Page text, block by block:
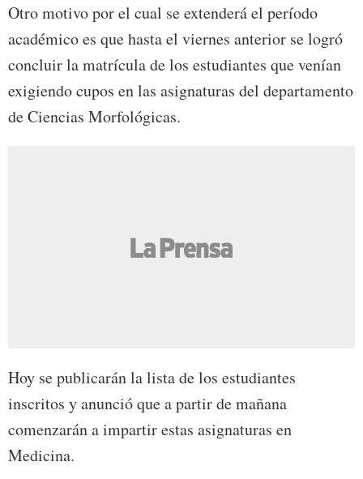
Otro motivo por el cual se extenderá el período
académico es que hasta el viernes anterior se logró
concluir la matrícula de los estudiantes que venían
exigiendo cupos en las asignaturas del departamento
de Ciencias Morfológicas.
Hoy se publicarán la lista de los estudiantes
inscritos y anunció que a partir de mañana
comenzarán a impartir estas asignaturas en
Medicina.